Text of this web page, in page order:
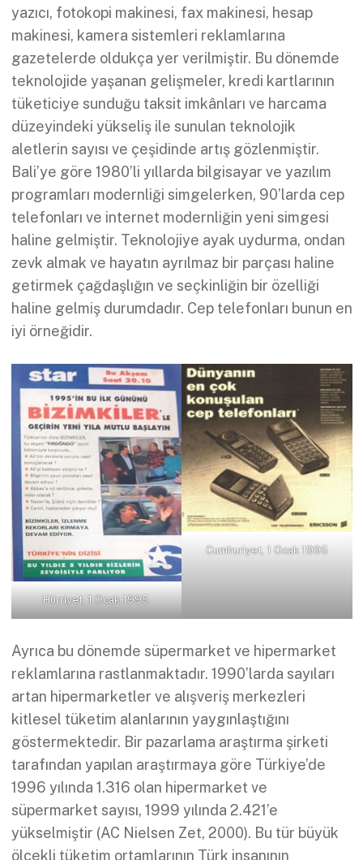
yazıcı, fotokopi makinesi, fax makinesi, hesap
makinesi, kamera sistemleri reklamlarına
gazetelerde oldukça yer verilmiştir. Bu dönemde
teknolojide yaşanan gelişmeler, kredi kartlarının
tüketiciye sunduğu taksit imkânları ve harcama
düzeyindeki yükseliş ile sunulan teknolojik
aletlerin sayısı ve çeşidinde artış gözlenmiştir.
Bali’ye göre 1980’li yıllarda bilgisayar ve yazılım
programları modernliği simgelerken, 90’larda cep
telefonları ve internet modernliğin yeni simgesi
haline gelmiştir. Teknolojiye ayak uydurma, ondan
zevk almak ve hayatın ayrılmaz bir parçası haline
getirmek çağdaşlığın ve seçkinliğin bir özelliği
haline gelmiş durumdadır. Cep telefonları bunun en
iyi örneğidir.
Hürriyet, 1 Ocak 1995
Cumhuriyet, 1 Ocak 1995
Ayrıca bu dönemde süpermarket ve hipermarket
reklamlarına rastlanmaktadır. 1990’larda sayıları
artan hipermarketler ve alışveriş merkezleri
kitlesel tüketim alanlarının yaygınlaştığını
göstermektedir. Bir pazarlama araştırma şirketi
tarafından yapılan araştırmaya göre Türkiye’de
1996 yılında 1.316 olan hipermarket ve
süpermarket sayısı, 1999 yılında 2.421’e
yükselmiştir (AC Nielsen Zet, 2000). Bu tür büyük
ölçekli tüketim ortamlarının Türk insanının